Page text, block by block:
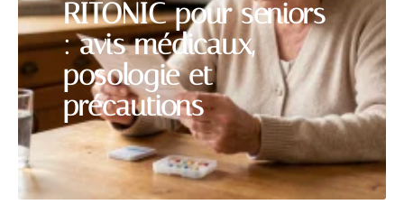
RITONIC pour seniors
: avis médicaux,
posologie et
précautions